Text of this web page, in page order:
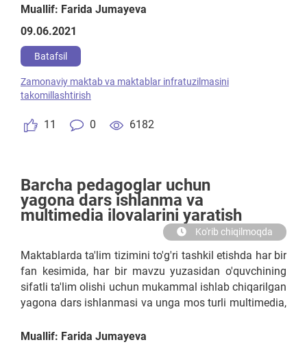
chiqish va amalyotga joriy etish zarur. Barcha
darslarni tashkil qilish lozimligini majburiy deb
belgilash lozim. Chunki barcha pedagoglarni dars
mashg'ulotlarni sifatli tashkil eta olyapti deb
bo'lmaydi. Agar o'qituvchi qobilyatli, izlanuvchan
bo'lsa, darsda dars ishlanmasida berilgan
ma'lumotlardan tashqari yangi bilimlar va turli
usullarni ham samarali qo'llasa bo'ladi.
Muallif: Farida Jumayeva
09.06.2021
Batafsil
11 0 6182
Zamonaviy maktab va maktablar infratuzilmasini
takomillashtirish
Barcha pedagoglar uchun
yagona dars ishlanma va
multimedia ilovalarini yaratish
Ko'rib chiqilmoqda
Maktablarda ta'lim tizimini to'g'ri tashkil etishda har bir
fan kesimida, har bir mavzu yuzasidan o'quvchining
sifatli ta'lim olishi uchun mukammal ishlab chiqarilgan
yagona dars ishlanmasi va unga mos turli multimedia,
chiqish va amalyotga joriy etish zarur. Barcha
Muallif: Farida Jumayeva